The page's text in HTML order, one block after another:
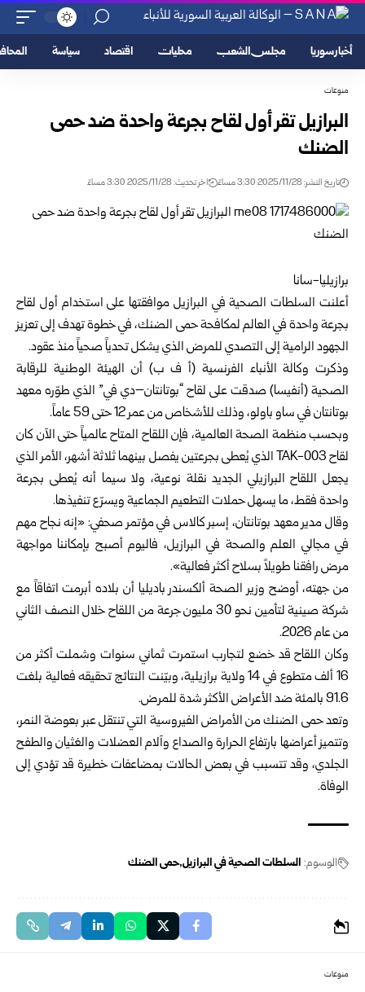
أخبار سوريا مجلس الشعب محليات اقتصاد سياسة
منوعات
البرازيل تقر أول لقاح بجرعة واحدة ضد حمى
الضنك
تاريخ النشر: 2025/11/28 3:30 مساءً اخر تحديث: 2025/11/28 3:30 مساءً
برازيليا-سانا
أعلنت السلطات الصحية في البرازيل موافقتها على استخدام أول لقاح
بجرعة واحدة في العالم لمكافحة حمى الضنك، في خطوة تهدف إلى تعزيز
الجهود الرامية إلى التصدي للمرض الذي يشكل تحدياً صحياً منذ عقود.
وذكرت وكالة الأنباء الفرنسية (أ ف ب) أن الهيئة الوطنية للرقابة
الصحية (أنفيسا) صدقت على لقاح “بوتانتان–دي في” الذي طوّره معهد
بوتانتان في ساو باولو، وذلك للأشخاص من عمر 12 حتى 59 عاماً.
وبحسب منظمة الصحة العالمية، فإن اللقاح المتاح عالمياً حتى الآن كان
لقاح TAK-003 الذي يُعطى بجرعتين يفصل بينهما ثلاثة أشهر، الأمر الذي
يجعل اللقاح البرازيلي الجديد نقلة نوعية، ولا سيما أنه يُعطى بجرعة
واحدة فقط، ما يسهل حملات التطعيم الجماعية ويسرّع تنفيذها.
وقال مدير معهد بوتانتان، إسبر كالاس في مؤتمر صحفي: «إنه نجاح مهم
في مجالي العلم والصحة في البرازيل، فاليوم أصبح بإمكاننا مواجهة
مرض رافقنا طويلاً بسلاح أكثر فعالية».
من جهته، أوضح وزير الصحة ألكسندر باديليا أن بلاده أبرمت اتفاقاً مع
شركة صينية لتأمين نحو 30 مليون جرعة من اللقاح خلال النصف الثاني
من عام 2026.
وكان اللقاح قد خضع لتجارب استمرت ثماني سنوات وشملت أكثر من
16 ألف متطوع في 14 ولاية برازيلية، وبيّنت النتائج تحقيقه فعالية بلغت
91.6 بالمئة ضد الأعراض الأكثر شدة للمرض.
وتعد حمى الضنك من الأمراض الفيروسية التي تنتقل عبر بعوضة النمر،
وتتميز أعراضها بارتفاع الحرارة والصداع وآلام العضلات والغثيان والطفح
الجلدي، وقد تتسبب في بعض الحالات بمضاعفات خطيرة قد تؤدي إلى
الوفاة.
الوسوم: السلطات الصحية في البرازيل حمى الضنك
منوعات